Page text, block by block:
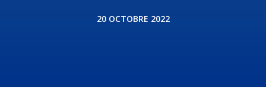
20 OCTOBRE 2022